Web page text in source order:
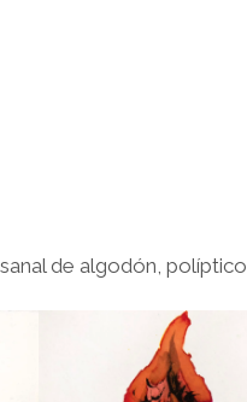
de algodón, políptico